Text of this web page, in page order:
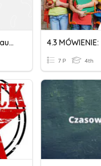
Rozmowa Ze Smaugiem
7 P 4th